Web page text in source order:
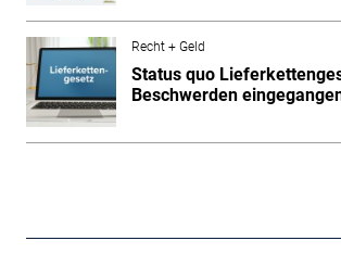
Recht + Geld
Status quo
Beschwerden